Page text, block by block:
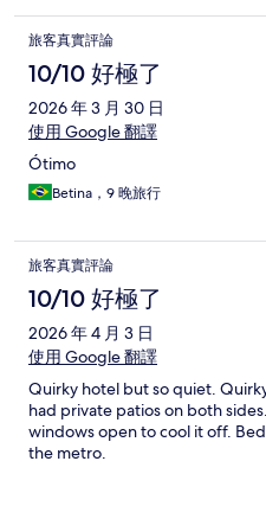
旅客真實評論
10/10 好極了
2026 年 3 月 30 日
使用 Google 翻譯
Ótimo
Betina，9 晚旅行
旅客真實評論
10/10 好極了
2026 年 4 月 3 日
使用 Google 翻譯
Quirky hotel but so quiet.
had private patios on both
windows open to cool it off.
the metro.